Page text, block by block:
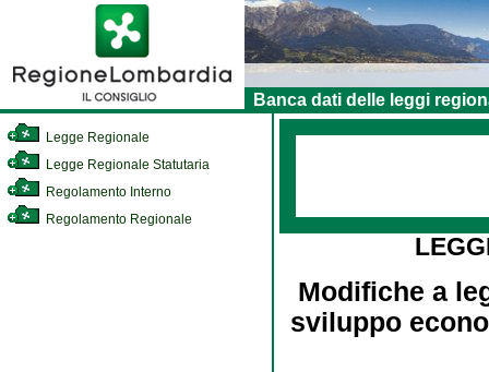
Banca dati delle leggi
Legge Regionale
Legge Regionale Statutaria
Regolamento Interno
Regolamento Regionale
Modifiche a
sviluppo